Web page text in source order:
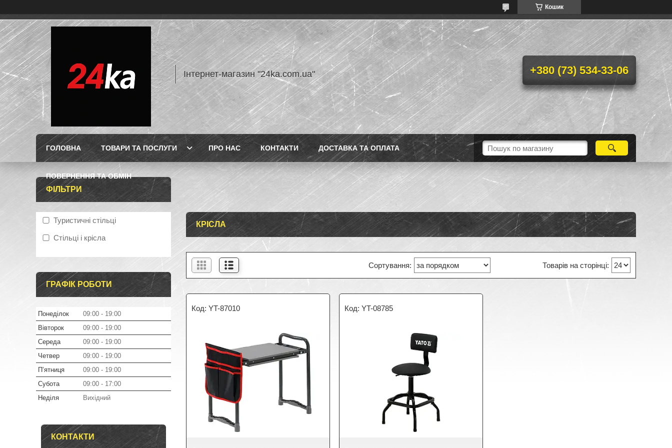
Кошик
Інтернет-магазин "24ka.com.ua" +380 (73) 534-33-06
ГОЛОВНА ТОВАРИ ТА ПОСЛУГИ ПРО НАС КОНТАКТИ ДОСТАВКА ТА ОПЛАТА
ПОВЕРНЕННЯ ТА ОБМІН
КРІСЛА
YT-87010 YT-08785
ФІЛЬТРИ
Туристичні стільці
Стільці і крісла
ГРАФІК РОБОТИ
Понеділок 09:00
19:00
Вівторок
09:00
19:00
Середа
09:00
19:00
Четвер
09:00
19:00
Пʼятниця
09:00
19:00
Субота
09:00
17:00
Неділя
Вихідний
КОНТАКТИ